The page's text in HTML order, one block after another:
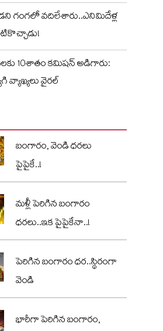
వదిలేశారు..ఎనిమిదేళ్ల
10శాతం కమిషన్ అడిగారు:
వ్యాఖ్యలు వైరల్
బంగారం, వెండి ధరలు
పైపైకే..!
మళ్లీ పెరిగిన బంగారం
ధరలు..ఇక పైపైకేనా..!
పెరిగిన బంగారం ధర..స్థిరంగా
వెండి
భారీగా పెరిగిన బంగారం,